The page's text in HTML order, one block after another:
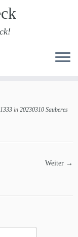
in 20230310 Sauberes
Weiter →